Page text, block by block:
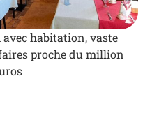
habitation, vaste
proche du million